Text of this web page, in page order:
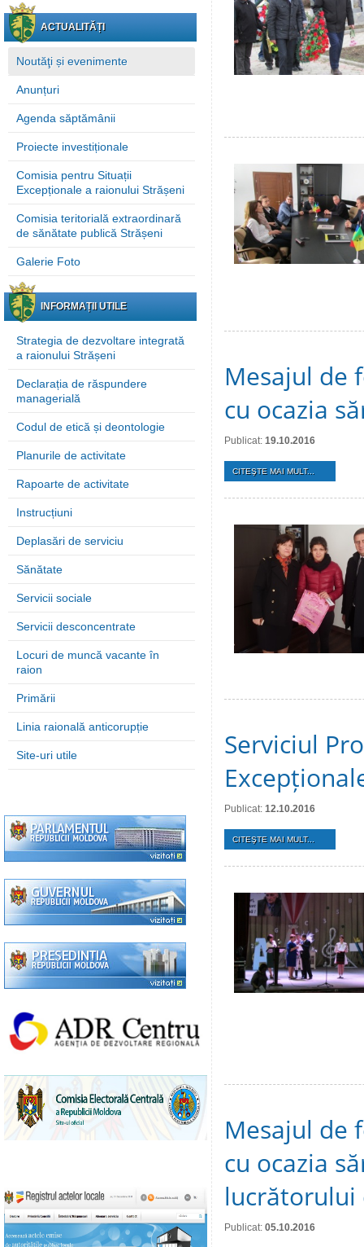
ACTUALITĂȚI
Noutăţi și evenimente
Anunțuri
Agenda săptămânii
Proiecte investiționale
Comisia pentru Situații
Excepționale a raionului Strășeni
Comisia teritorială extraordinară
de sănătate publică Strășeni
Galerie Foto
INFORMAȚII UTILE
Strategia de dezvoltare integrată
a raionului Strășeni
Declarația de răspundere
managerială
Codul de etică și deontologie
Planurile de activitate
Rapoarte de activitate
Instrucțiuni
Deplasări de serviciu
Sănătate
Servicii sociale
Servicii desconcentrate
Locuri de muncă vacante în
raion
Primării
Linia raională anticorupție
Site-uri utile
Mesajul de
cu ocazia
Publicat: 19.10.2016
CITEŞTE MAI MULT...
Serviciul
Publicat: 12.10.2016
CITEŞTE MAI MULT...
Mesajul de
cu ocazia
Publicat: 05.10.2016